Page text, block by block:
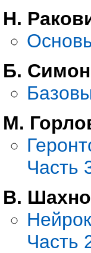
Н.
Б.
М.
Часть
В.
Часть